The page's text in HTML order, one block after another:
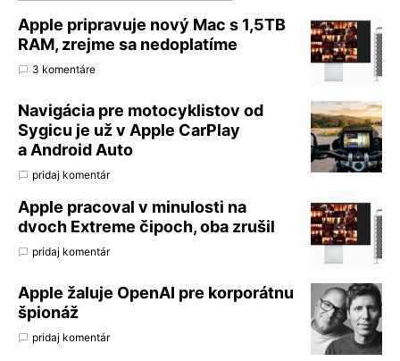
Apple pripravuje nový Mac s 1,5TB
RAM, zrejme sa nedoplatíme
3 komentáre
Navigácia pre motocyklistov od
Sygicu je už v Apple CarPlay
a Android Auto
pridaj komentár
Apple pracoval v minulosti na
dvoch Extreme čipoch, oba zrušil
pridaj komentár
Apple žaluje OpenAI pre korporátnu
špionáž
pridaj komentár